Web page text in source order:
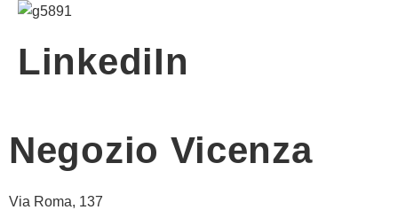
LinkediIn
Negozio Vicenza
Via Roma, 137